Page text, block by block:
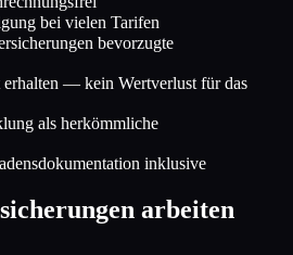
bei vielen Tarifen
bevorzugte
— kein Wertverlust für das
als herkömmliche
inklusive
arbeiten